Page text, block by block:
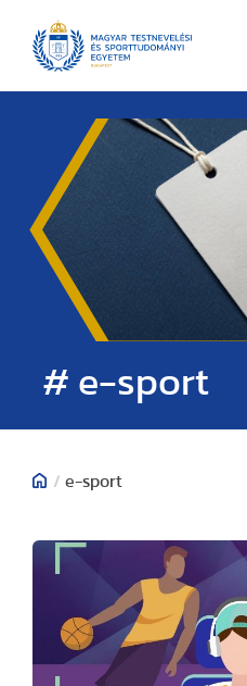
# e-sport
/ e-sport